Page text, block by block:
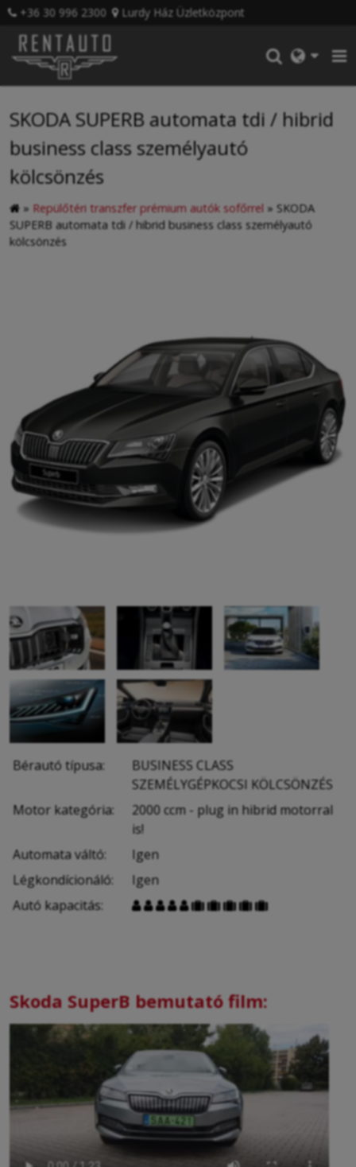
+36 30 996 2300 Lurdy Ház Üzletközpont
SKODA SUPERB automata tdi / hibrid
business class személyautó
kölcsönzés
» Repülőtéri transzfer prémium autók sofőrrel » SKODA
SUPERB automata tdi / hibrid business class személyautó
kölcsönzés
Bérautó típusa:
BUSINESS CLASS
SZEMÉLYGÉPKOCSI KÖLCSÖNZÉS
Motor kategória:
2000 ccm - plug in hibrid motorral
is!
Automata váltó:
Igen
Légkondícionáló:
Igen
Autó kapacitás:
        
Skoda SuperB bemutató film: